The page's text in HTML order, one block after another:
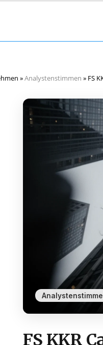
»Analystenstimmen » FS
FS KKR